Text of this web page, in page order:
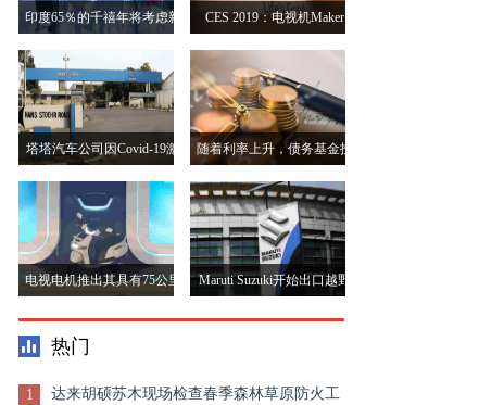
印度65％的千禧年将考虑新
的就业机会获得更多的工作
- 它不是薪水
CES 2019：电视机Maker
LG使其集消失
塔塔汽车公司因Covid-19激
增而关闭了贾姆谢德布尔工
厂五天
随着利率上升，债务基金投
资者应该对较低的收益感到
满意
电视电机推出其具有75公里
从1.15卢比开始
Maruti Suzuki开始出口越野
热门
1 达来胡硕苏木现场检查春季森林草原防火工